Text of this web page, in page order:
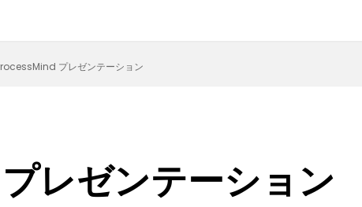
プレゼンテーション
レゼンテーション